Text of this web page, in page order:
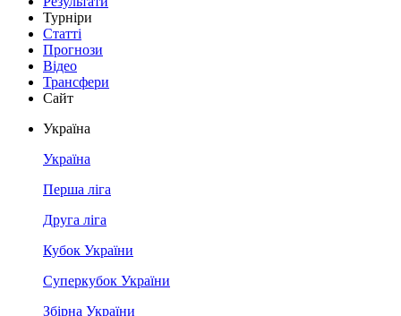
Турніри
Статті
Прогнози
Відео
Трансфери
Сайт
Україна
Україна
Перша ліга
Друга ліга
Кубок України
Суперкубок України
Збірна України